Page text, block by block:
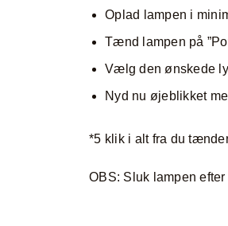
Oplad lampen i
Tænd lampen på
Vælg den ønskede
Nyd nu øjeblikket
*5 klik i alt fra du
OBS: Sluk lampen